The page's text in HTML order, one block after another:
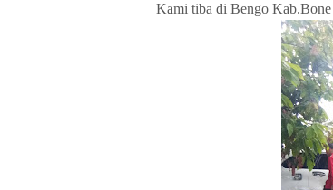
Kami tiba di Bengo Kab.Bone